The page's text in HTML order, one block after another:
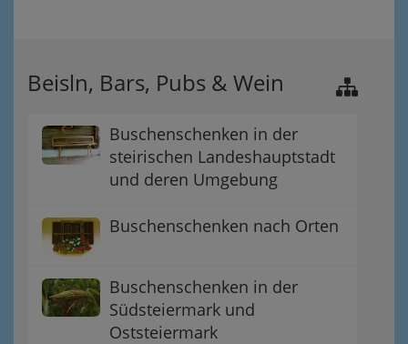
Beisln, Bars, Pubs & Wein
Buschenschenken in der
steirischen Landeshauptstadt
und deren Umgebung
Buschenschenken nach Orten
Buschenschenken in der
Südsteiermark und
Oststeiermark